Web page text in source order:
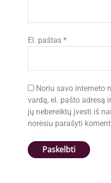
El. paštas*
Noriu savo interneto
vardą, el. pašto adresą
jų nebereiktų įvesti iš
norėsiu parašyti